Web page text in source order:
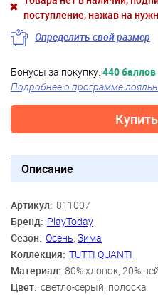
поступление, нажав на
Определить свой размер
Бонусы за покупку: 440 баллов
Подробнее о программе
Купить
Описание
Артикул: 811007
Бренд: PlayToday
Сезон: Осень, Зима
Коллекция: TUTTI QUANTI
Материал: 80% хлопок, 20%
Цвет: светло-серый, полоска